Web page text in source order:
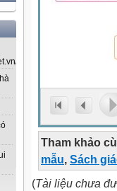
...
Tham khảo
mẫu, Sách
(Tài liệu chưa